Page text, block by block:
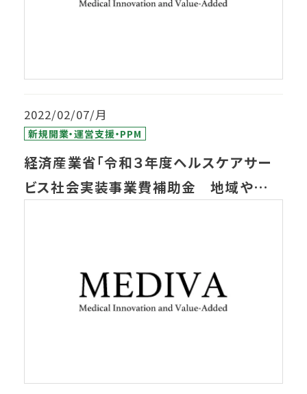
2022/02/07/月
新規開業・運営支援・PPM
経済産業省「令和３年度ヘルスケアサー
ビス社会実装事業費補助金 地域や職域